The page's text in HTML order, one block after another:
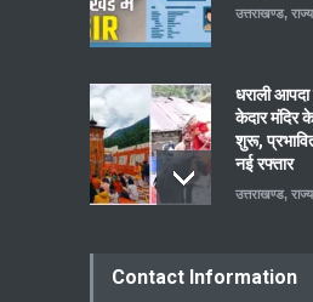
उत्तराखण्ड,
धराली
केदार मंदिर के
शुरू,
नई रफ्तार
उत्तराखण्ड,
Contact Information